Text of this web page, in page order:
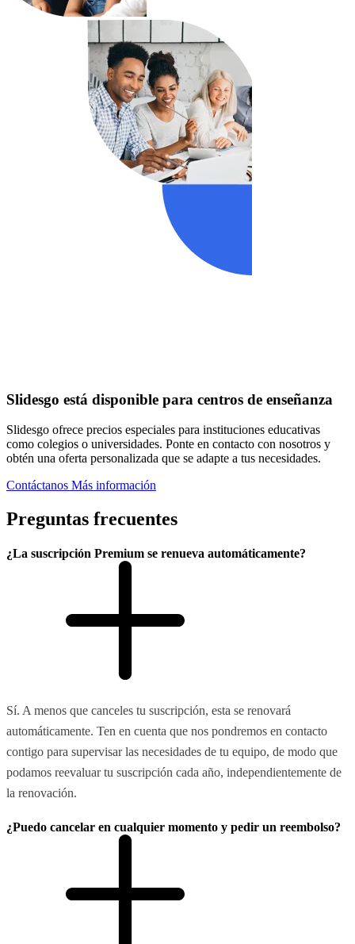
Slidesgo está disponible para centros de enseñanza
Slidesgo ofrece precios especiales para instituciones educativas
como colegios o universidades. Ponte en contacto con nosotros y
obtén una oferta personalizada que se adapte a tus necesidades.
Contáctanos Más información
Preguntas frecuentes
¿La suscripción Premium se renueva automáticamente?
Sí. A menos que canceles tu suscripción, esta se renovará
automáticamente. Ten en cuenta que nos pondremos en contacto
contigo para supervisar las necesidades de tu equipo, de modo que
podamos reevaluar tu suscripción cada año, independientemente de
la renovación.
¿Puedo cancelar en cualquier momento y pedir un reembolso?